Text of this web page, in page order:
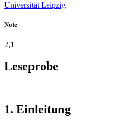
Universität Leipzig
Note
2,1
Leseprobe
1. Einleitung